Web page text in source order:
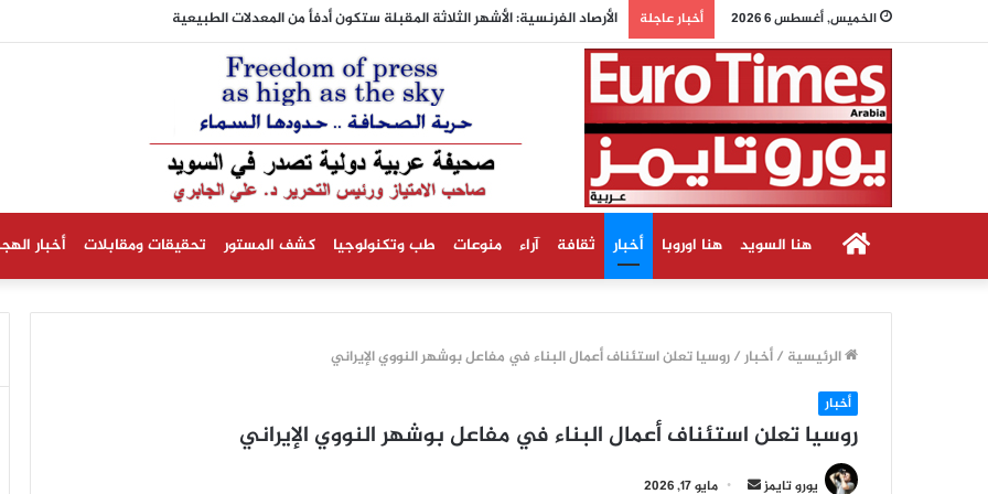
الخميس, أغسطس 6 2026 أخبار عاجلة الأرصاد الفرنسية: الأشهر الثلاثة المقبلة ستكون أدفأ من المعدلات الطبيعية
الرئيسيةهنا السويد هنا اوروبا أخبار ثقافة آراء منوعات طب وتكنولوجيا كشف المستور تحقيقات ومقابلات أخبار
الرئيسية /أخبار/روسيا تعلن استئناف أعمال البناء في مفاعل بوشهر النووي الإيراني
أخبار
روسيا تعلن استئناف أعمال البناء في مفاعل بوشهر النووي الإيراني
يورو تايمز
أرسل مايو 17, 2026